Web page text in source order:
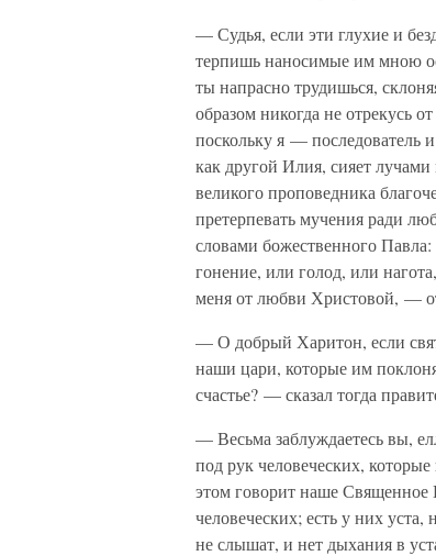
— Судья, если эти глухие и
терпишь наносимые им мною
ты напрасно трудишься,
образом никогда не отрекусь
поскольку я — последователь
как другой Илия, сияет
великого проповедника
претерпевать мучения ради
словами божественного
гонение, или голод, или
меня от любви Христовой, —
— О добрый Харитон, если
наши цари, которые им
счастье? — сказал тогда
— Весьма заблуждаетесь вы,
под рук человеческих,
этом говорит наше
человеческих; есть у них
не слышат, и нет дыхания в